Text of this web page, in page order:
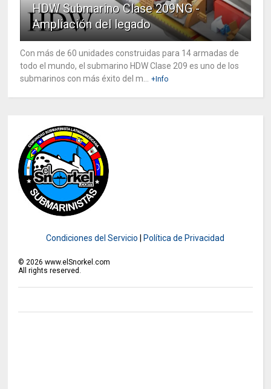
HDW Submarino Clase 209NG -
Ampliación del legado
Con más de 60 unidades construidas para 14 armadas de
todo el mundo, el submarino HDW Clase 209 es uno de los
submarinos con más éxito del m...
+Info
Condiciones del Servicio Política de Privacidad
© 2026 www.elSnorkel.com
All rights reserved.